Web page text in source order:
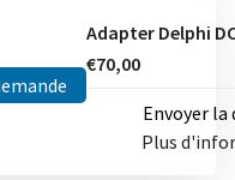
€70,00
Envoyer la
Plus